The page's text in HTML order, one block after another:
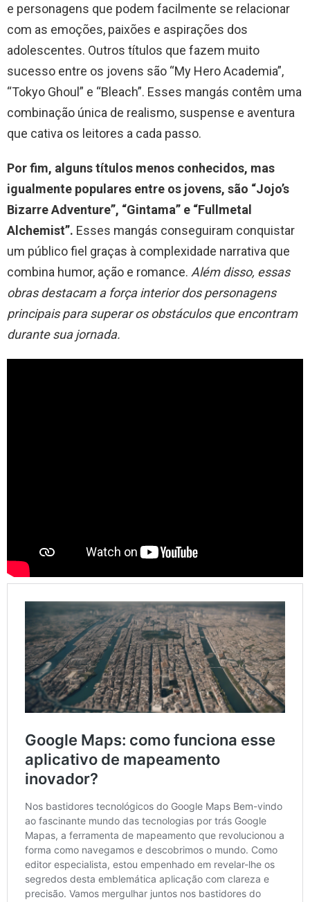
e personagens que podem facilmente se relacionar
com as emoções, paixões e aspirações dos
adolescentes. Outros títulos que fazem muito
sucesso entre os jovens são “My Hero Academia”,
“Tokyo Ghoul” e “Bleach”. Esses mangás contêm uma
combinação única de realismo, suspense e aventura
que cativa os leitores a cada passo.
Por fim, alguns títulos menos conhecidos, mas
igualmente populares entre os jovens, são “Jojo’s
Bizarre Adventure”, “Gintama” e “Fullmetal
Alchemist”. Esses mangás conseguiram conquistar
um público fiel graças à complexidade narrativa que
combina humor, ação e romance. Além disso, essas
obras destacam a força interior dos personagens
principais para superar os obstáculos que encontram
durante sua jornada.